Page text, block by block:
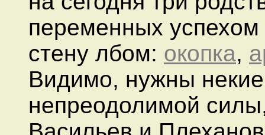
переменных
стену лбом: окопка,
Видимо, нужны некие
непреодолимой